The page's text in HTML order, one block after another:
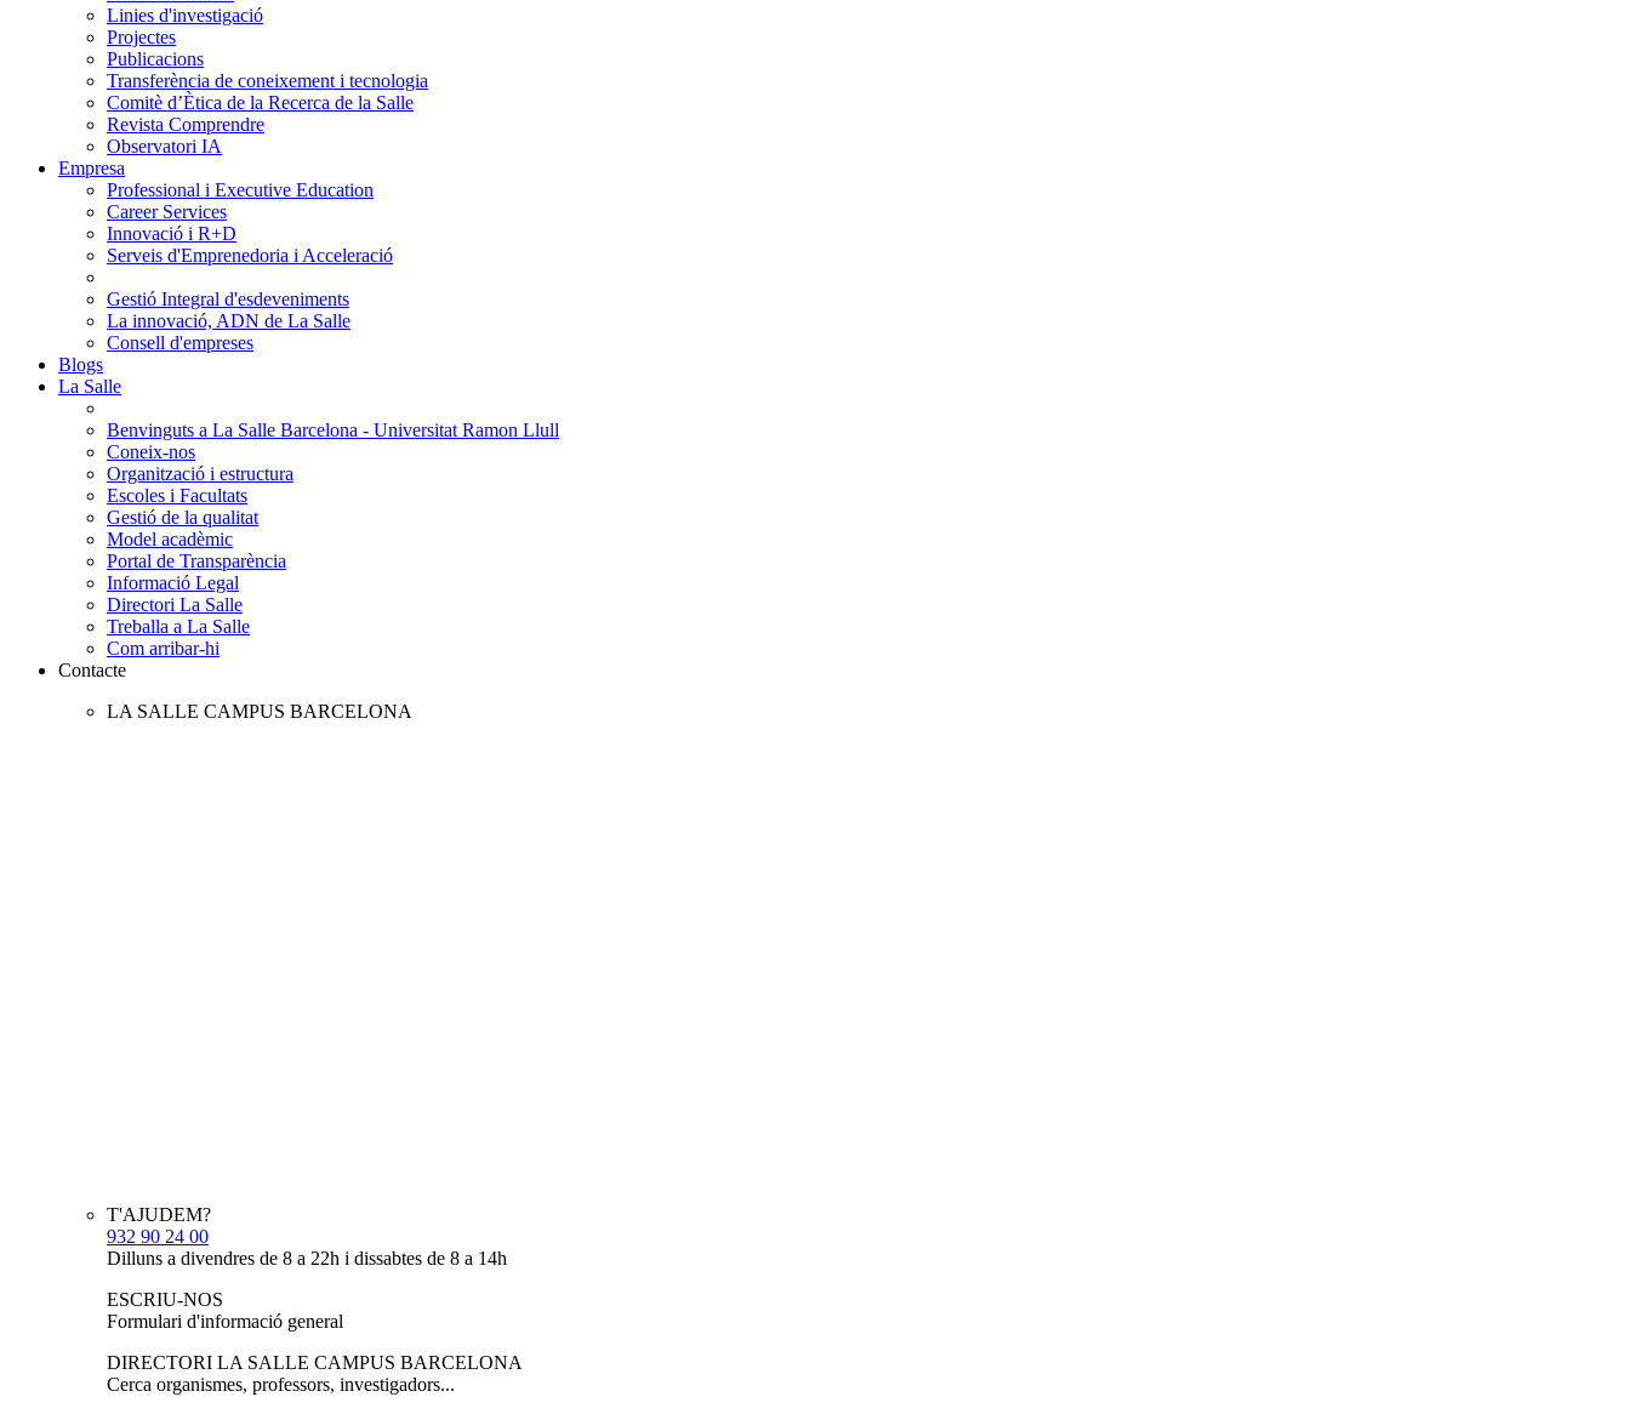
Linies d'investigació
Projectes
Publicacions
Transferència de coneixement i tecnologia
Comitè d’Ètica de la Recerca de la Salle
Revista Comprendre
Observatori IA
Empresa
Professional i Executive Education
Career Services
Innovació i R+D
Serveis d'Emprenedoria i Acceleració
Gestió Integral d'esdeveniments
La innovació, ADN de La Salle
Consell d'empreses
Blogs
La Salle
Benvinguts a La Salle Barcelona - Universitat Ramon Llull
Coneix-nos
Organització i estructura
Escoles i Facultats
Gestió de la qualitat
Model acadèmic
Portal de Transparència
Informació Legal
Directori La Salle
Treballa a La Salle
Com arribar-hi
Contacte
LA SALLE CAMPUS BARCELONA
T'AJUDEM?
932 90 24 00
Dilluns a divendres de 8 a 22h i dissabtes de 8 a 14h
ESCRIU-NOS
Formulari d'informació general
DIRECTORI LA SALLE CAMPUS BARCELONA
Cerca organismes, professors, investigadors...